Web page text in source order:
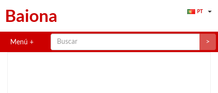
Baiona PT
Menú >